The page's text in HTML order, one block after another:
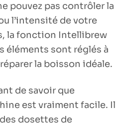
pouvez pas contrôler la
l’intensité de votre
la fonction Intellibrew
éléments sont réglés à
la boisson idéale.
de savoir que
est vraiment facile. Il
dosettes de